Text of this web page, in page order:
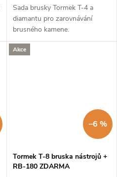
Sada brusky Tormek T-4 a
diamantu pro zarovnávání
brusného kamene.
Akce
–6 %
Tormek T-8 bruska nástrojů +
RB-180 ZDARMA